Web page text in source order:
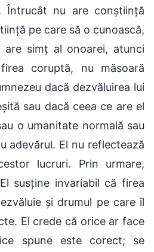
Întrucât nu are conștiință
pe care să o cunoască,
simț al onoarei, atunci
coruptă, nu măsoară
dacă dezvăluirea lui
sau dacă ceea ce are el
o umanitate normală sau
adevărul. El nu reflectează
lucruri. Prin urmare,
susține invariabil că firea
și drumul pe care îl
El crede că orice ar face
spune este corect; se